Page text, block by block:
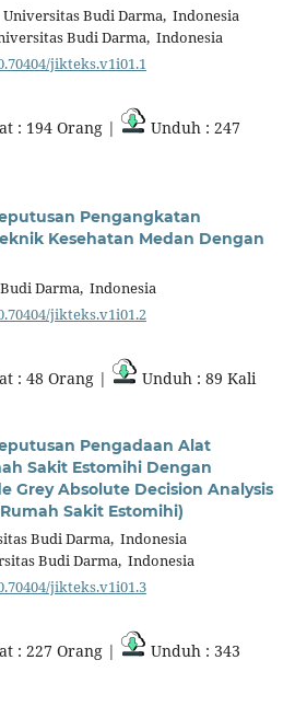
Universitas Budi Darma, Indonesia
Budi Darma, Indonesia
jikteks.v1i01.1
: 194 Orang |
Unduh : 247
Pengangkatan
Kesehatan Medan Dengan
Darma, Indonesia
jikteks.v1i01.2
: 48 Orang | Unduh : 89 Kali
Pengadaan Alat
Sakit Estomihi Dengan
Grey Absolute Decision Analysis
Sakit Estomihi)
Budi Darma, Indonesia
Budi Darma, Indonesia
jikteks.v1i01.3
: 227 Orang |
Unduh : 343